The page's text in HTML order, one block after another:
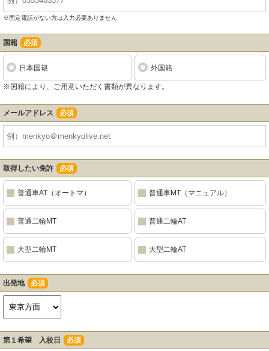
※固定電話がない方は入力必要ありません
国籍 必須
日本国籍 外国籍
※国籍により、ご用意いただく書類が異なります。
メールアドレス 必須
取得したい免許 必須
普通車AT（オートマ） 普通車MT（マニュアル）
普通二輪MT 普通二輪AT
大型二輪MT 大型二輪AT
出発地 必須
第１希望 入校日 必須